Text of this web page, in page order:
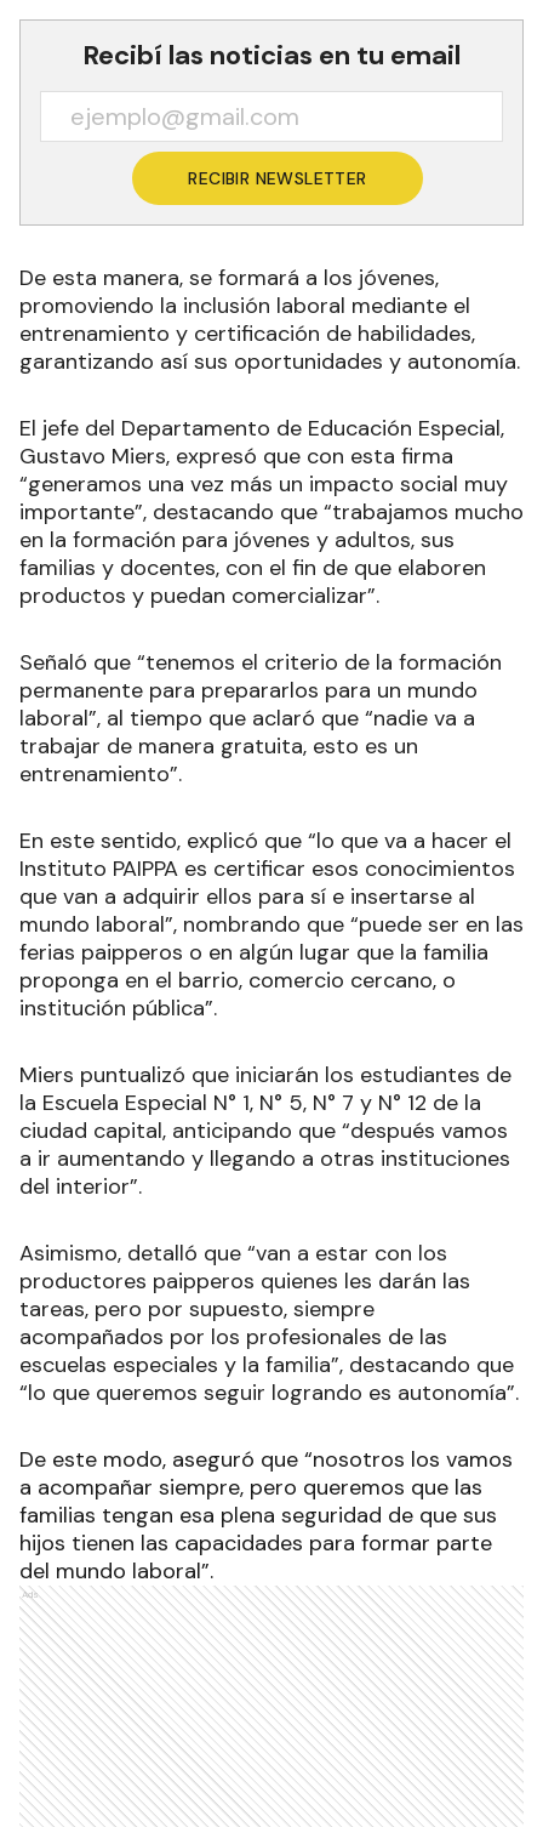
Recibí las noticias en tu email
RECIBIR NEWSLETTER
De esta manera, se formará a los jóvenes,
promoviendo la inclusión laboral mediante el
entrenamiento y certificación de habilidades,
garantizando así sus oportunidades y autonomía.
El jefe del Departamento de Educación Especial,
Gustavo Miers, expresó que con esta firma
“generamos una vez más un impacto social muy
importante”, destacando que “trabajamos mucho
en la formación para jóvenes y adultos, sus
familias y docentes, con el fin de que elaboren
productos y puedan comercializar”.
Señaló que “tenemos el criterio de la formación
permanente para prepararlos para un mundo
laboral”, al tiempo que aclaró que “nadie va a
trabajar de manera gratuita, esto es un
entrenamiento”.
En este sentido, explicó que “lo que va a hacer el
Instituto PAIPPA es certificar esos conocimientos
que van a adquirir ellos para sí e insertarse al
mundo laboral”, nombrando que “puede ser en las
ferias paipperos o en algún lugar que la familia
proponga en el barrio, comercio cercano, o
institución pública”.
Miers puntualizó que iniciarán los estudiantes de
la Escuela Especial N° 1, N° 5, N° 7 y N° 12 de la
ciudad capital, anticipando que “después vamos
a ir aumentando y llegando a otras instituciones
del interior”.
Asimismo, detalló que “van a estar con los
productores paipperos quienes les darán las
tareas, pero por supuesto, siempre
acompañados por los profesionales de las
escuelas especiales y la familia”, destacando que
“lo que queremos seguir logrando es autonomía”.
De este modo, aseguró que “nosotros los vamos
a acompañar siempre, pero queremos que las
familias tengan esa plena seguridad de que sus
hijos tienen las capacidades para formar parte
del mundo laboral”.
Ads